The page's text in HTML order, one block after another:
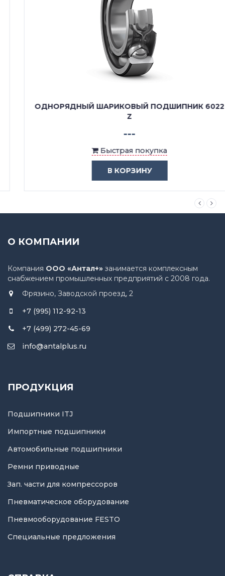
ОДНОРЯДНЫЙ ШАРИКОВЫЙ ПОДШИПНИК 6022
Быстрая покупка
В КОРЗИНУ
О КОМПАНИИ
Компания ООО «Антал+» занимается комплексным
снабжением промышленных предприятий с 2008 года.
Фрязино, Заводской проезд, 2
+7 (995) 112-92-13
+7 (499) 272-45-69
info@antalplus.ru
ПРОДУКЦИЯ
Подшипники ITJ
Импортные подшипники
Автомобильные подшипники
Ремни приводные
Зап. части для компрессоров
Пневматическое оборудование
Пневмооборудование FESTO
Специальные предложения